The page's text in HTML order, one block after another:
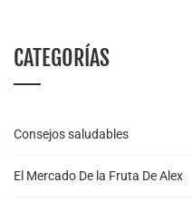
CATEGORÍAS
Consejos saludables
El Mercado De la Fruta De Alex